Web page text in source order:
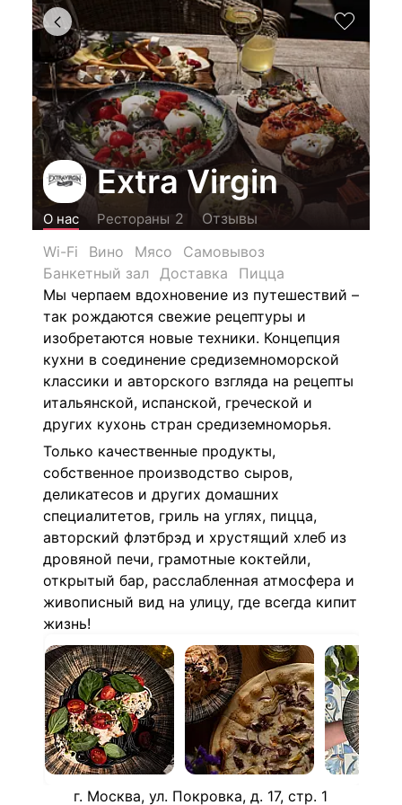
Extra Virgin
О нас Рестораны 2
Отзывы
Wi-Fi
Вино Мясо
Самовывоз
Банкетный зал
Доставка
Пицца
Мы черпаем вдохновение из путешествий –
так рождаются свежие рецептуры и
изобретаются новые техники. Концепция
кухни в соединение средиземноморской
классики и авторского взгляда на рецепты
итальянской, испанской, греческой и
других кухонь стран средиземноморья.
Только качественные продукты,
собственное производство сыров,
деликатесов и других домашних
специалитетов, гриль на углях, пицца,
авторский флэтбрэд и хрустящий хлеб из
дровяной печи, грамотные коктейли,
открытый бар, расслабленная атмосфера и
живописный вид на улицу, где всегда кипит
жизнь!
г. Москва, ул. Покровка, д. 17, стр. 1